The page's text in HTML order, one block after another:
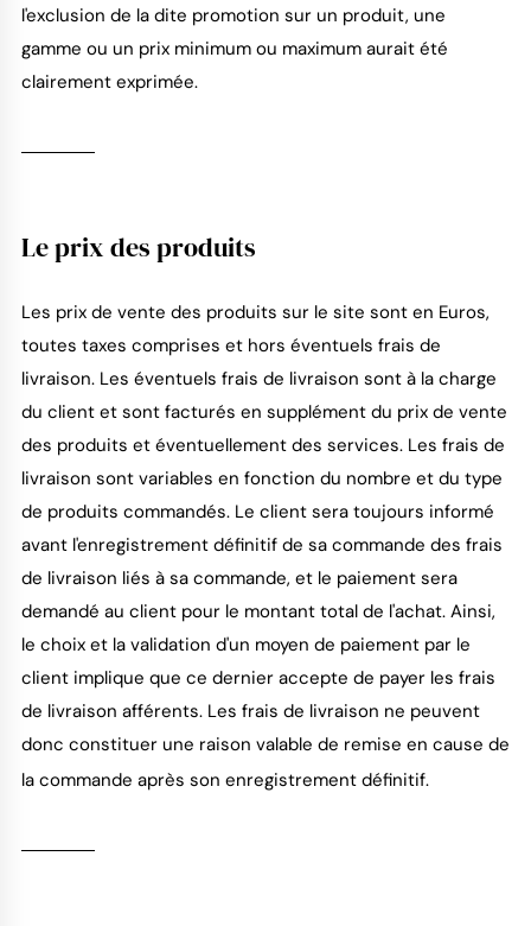
l'exclusion de la dite promotion sur un produit, une
gamme ou un prix minimum ou maximum aurait été
clairement exprimée.
Le prix des produits
Les prix de vente des produits sur le site sont en Euros,
toutes taxes comprises et hors éventuels frais de
livraison. Les éventuels frais de livraison sont à la charge
du client et sont facturés en supplément du prix de vente
des produits et éventuellement des services. Les frais de
livraison sont variables en fonction du nombre et du type
de produits commandés. Le client sera toujours informé
avant l'enregistrement définitif de sa commande des frais
de livraison liés à sa commande, et le paiement sera
demandé au client pour le montant total de l'achat. Ainsi,
le choix et la validation d'un moyen de paiement par le
client implique que ce dernier accepte de payer les frais
de livraison afférents. Les frais de livraison ne peuvent
donc constituer une raison valable de remise en cause de
la commande après son enregistrement définitif.